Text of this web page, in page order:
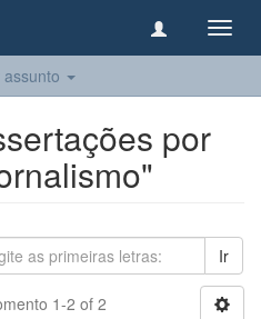
por
Ir
1-2 of 2